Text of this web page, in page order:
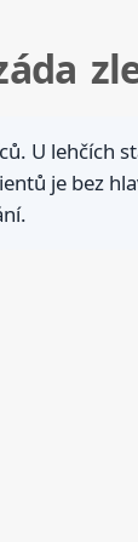
U lehčích
je bez